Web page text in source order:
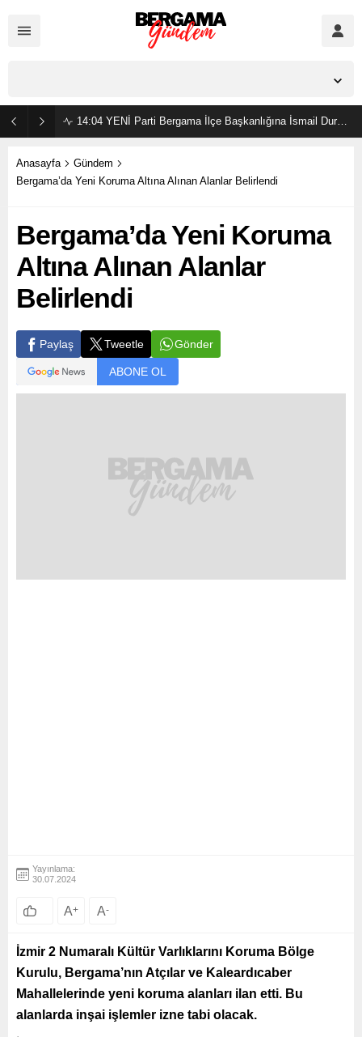
14:04 YENİ Parti Bergama İlçe Başkanlığına İsmail Durmaz görevlendirildi
Anasayfa
Gündem
Bergama’da Yeni Koruma Altına Alınan Alanlar Belirlendi
Bergama’da Yeni Koruma
Altına Alınan Alanlar
Belirlendi
Paylaş Tweetle Gönder
ABONE OL
Yayınlama:
30.07.2024
A+ A-
İzmir 2 Numaralı Kültür Varlıklarını Koruma Bölge
Kurulu, Bergama’nın Atçılar ve Kaleardıcaber
Mahallelerinde yeni koruma alanları ilan etti. Bu
alanlarda inşai işlemler izne tabi olacak.